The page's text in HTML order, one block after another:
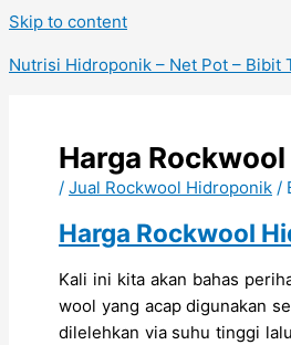
Skip to content
Nutrisi Hidroponik – Net Pot – Bibit
Harga
/ Jual Rockwool Hidroponik /
Harga Rockwool
Kali ini kita akan bahas
wool yang acap digunakan
dilelehkan via suhu tinggi